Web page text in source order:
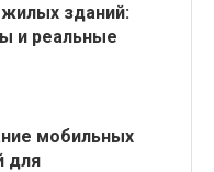
зданий:
и реальные
мобильных
для